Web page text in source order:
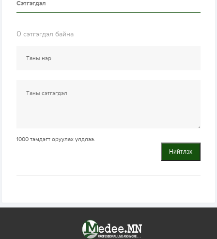
Сэтгэгдэл
0 сэтгэгдэл байна
1000 тэмдэгт оруулах үлдлээ.
Нийтлэх